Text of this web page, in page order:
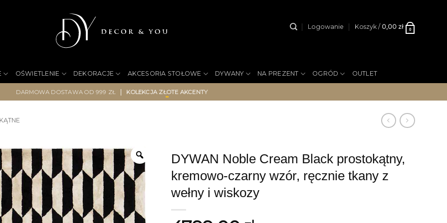
Logowanie Koszyk / 0,00 zł 0
OŚWIETLENIE DEKORACJE AKCESORIA STOŁOWE DYWANY NA PREZENT OGRÓD OUTLET
DARMOWA DOSTAWA OD 999 ZŁ | KOLEKCJA ZŁOTE AKCENTY
DYWAN Noble Cream Black prostokątny,
kremowo-czarny wzór, ręcznie tkany z
wełny i wiskozy